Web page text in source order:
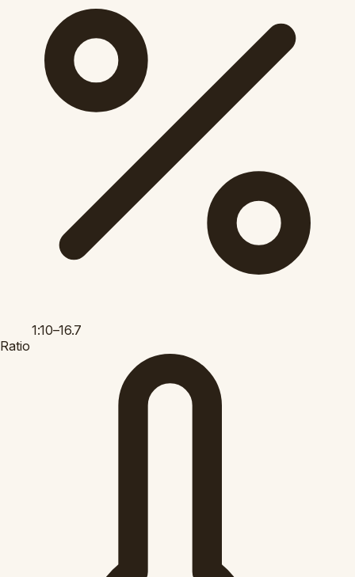
1:10–16.7
Ratio